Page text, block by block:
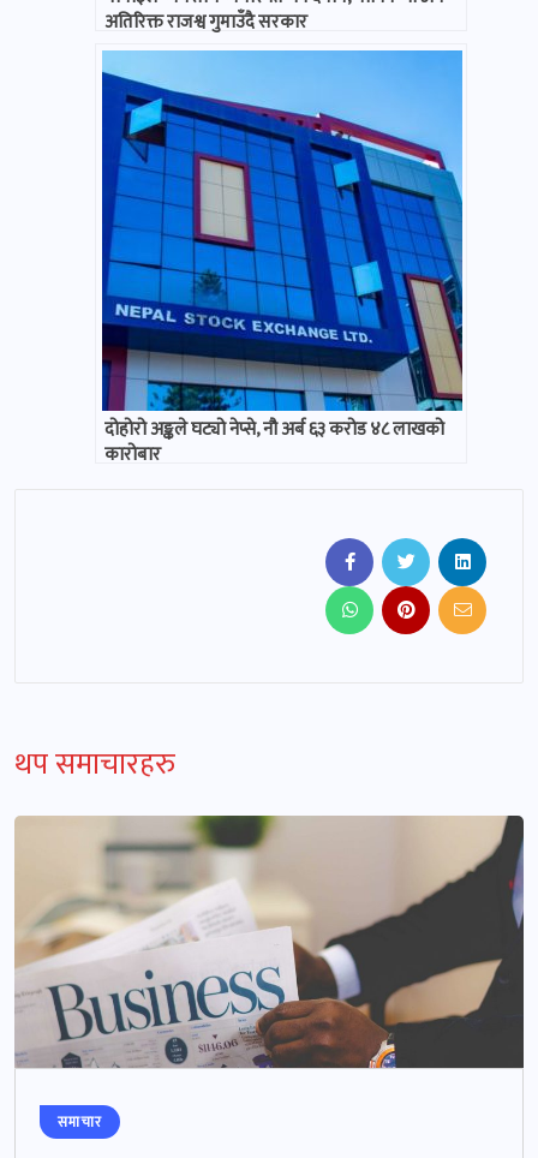
अतिरिक्त राजश्व गुमाउँदै सरकार
दोहोरो अङ्कले घट्यो नेप्से, नौ अर्ब ६३ करोड ४८ लाखको
कारोबार
थप समाचारहरु
समाचार